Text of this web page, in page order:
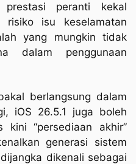
prestasi peranti kekal
risiko isu keselamatan
yang mungkin tidak
dalam penggunaan
berlangsung dalam
iOS 26.5.1 juga boleh
kini “persediaan akhir”
generasi sistem
dikenali sebagai